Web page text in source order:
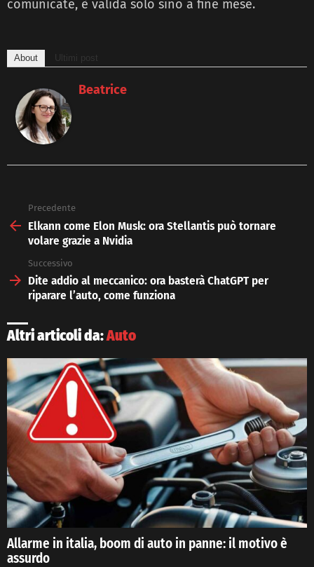
comunicate, è valida solo sino a fine mese.
About Ultimi post
Beatrice
more
Precedente
Elkann come Elon Musk: ora Stellantis può tornare
volare grazie a Nvidia
Successivo
Dite addio al meccanico: ora basterà ChatGPT per
riparare l’auto, come funziona
Altri articoli da:Auto
Allarme in italia, boom di auto in panne: il motivo è
assurdo